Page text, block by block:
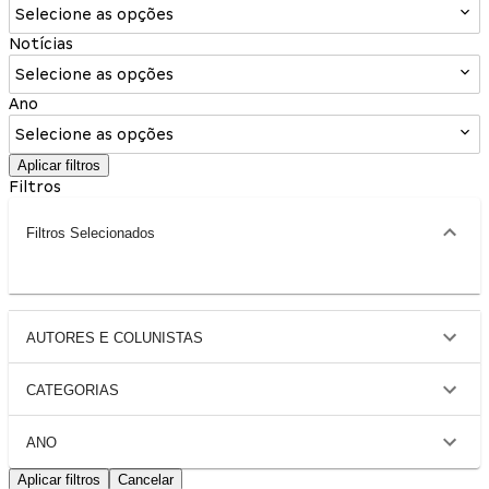
Selecione as opções
Notícias
Selecione as opções
Ano
Selecione as opções
Aplicar filtros
Filtros
Filtros Selecionados
AUTORES E COLUNISTAS
CATEGORIAS
ANO
Aplicar filtros Cancelar